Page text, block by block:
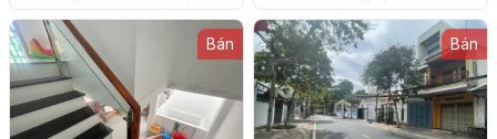
Long Biên
Dĩ An
Bán
Bán